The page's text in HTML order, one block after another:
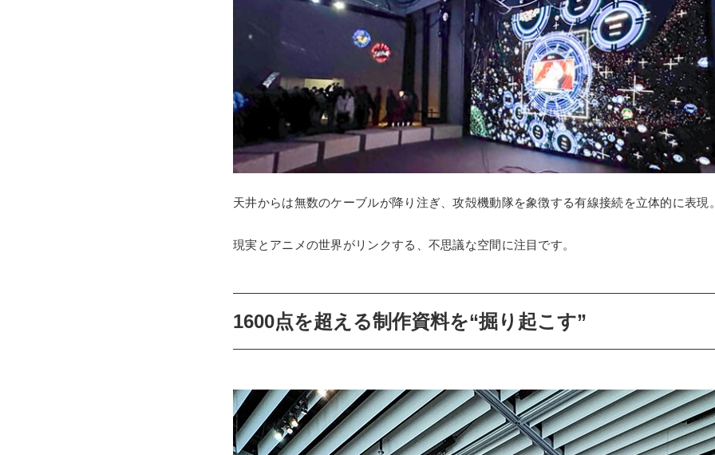
天井からは無数のケーブルが降り注ぎ、攻殻機動隊を象徴する有線接続を立体的に表現
現実とアニメの世界がリンクする、不思議な空間に注目です。
1600点を超える制作資料を“掘り起こす”